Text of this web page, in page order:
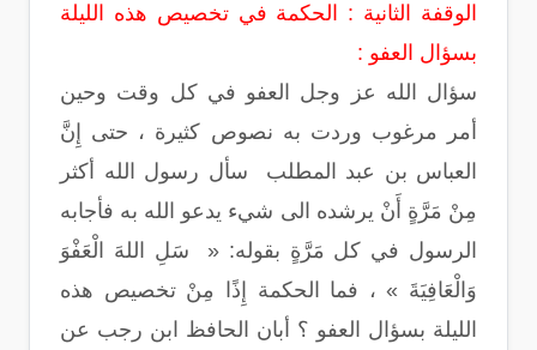
الوقفة الثانية : الحكمة في تخصيص هذه الليلة
بسؤال العفو :
سؤال الله عز وجل العفو في كل وقت وحين
أمر مرغوب وردت به نصوص كثيرة ، حتى إِنَّ
العباس بن عبد المطلب سأل رسول الله أكثر
مِنْ مَرَّةٍ أَنْ يرشده الى شيء يدعو الله به فأجابه
الرسول في كل مَرَّةٍ بقوله: « سَلِ اللهَ الْعَفْوَ
وَالْعَافِيَةَ » ، فما الحكمة إِذًا مِنْ تخصيص هذه
الليلة بسؤال العفو ؟ أبان الحافظ ابن رجب عن